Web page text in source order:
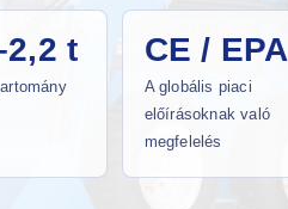
t CE / EPA
A globális piaci
előírásoknak való
megfelelés